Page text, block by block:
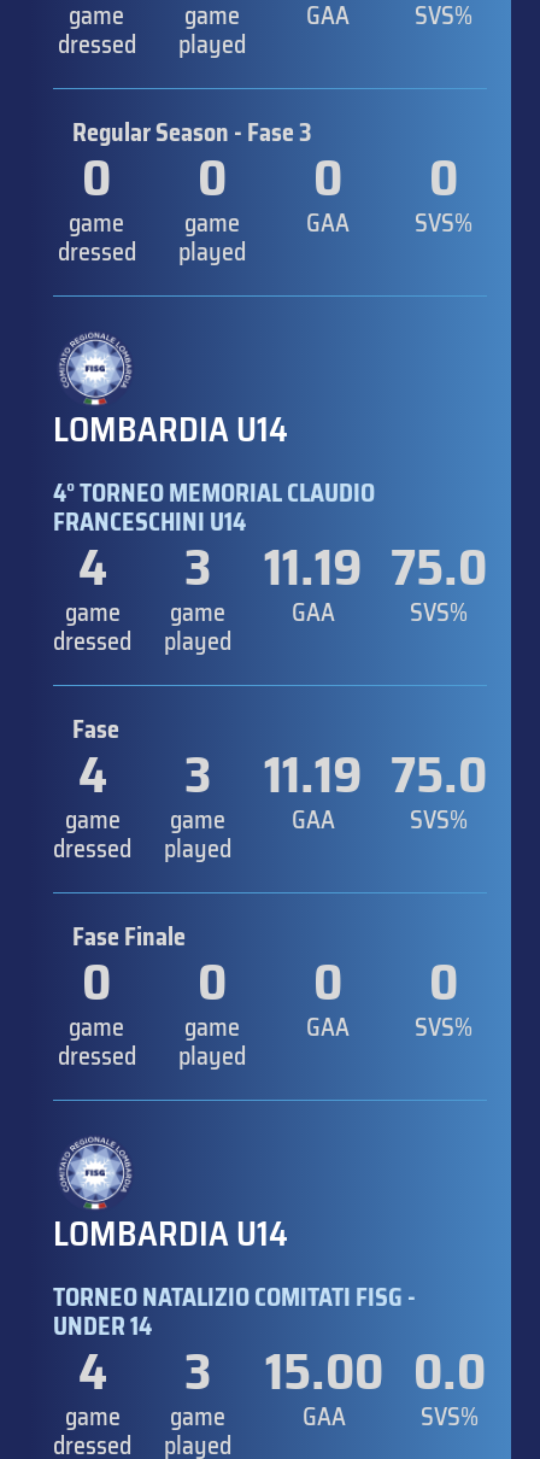
game
dressed
game
played
GAA SVS%
Regular Season - Fase 3
0
game
dressed
0
game
played
0
GAA
0
SVS%
LOMBARDIA U14
4° TORNEO MEMORIAL CLAUDIO
FRANCESCHINI U14
4
game
dressed
3
game
played
11.19
GAA
75.0
SVS%
Fase
4
game
dressed
3
game
played
11.19
GAA
75.0
SVS%
Fase Finale
0
game
dressed
0
game
played
0
GAA
0
SVS%
LOMBARDIA U14
TORNEO NATALIZIO COMITATI FISG -
UNDER 14
4
game
dressed
3
game
played
15.00
GAA
0.0
SVS%